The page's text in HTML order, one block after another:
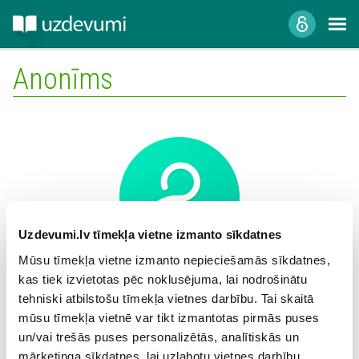
Uzdevumi.lv tīmekļa vietne izmanto sīkdatnes
Mūsu tīmekļa vietne izmanto nepieciešamās sīkdatnes,
kas tiek izvietotas pēc noklusējuma, lai nodrošinātu
tehniski atbilstošu tīmekļa vietnes darbību. Tai skaitā
mūsu tīmekļa vietnē var tikt izmantotas pirmās puses
un/vai trešās puses personalizētās, analītiskās un
mārketinga sīkdatnes, lai uzlabotu vietnes darbību,
Anonīms
Mācību iestāde: